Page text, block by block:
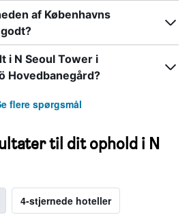
af Københavns
i N Seoul Tower i
Hovedbanegård?
flere spørgsmål
til dit ophold i N
4-stjernede hoteller